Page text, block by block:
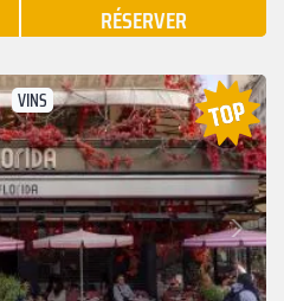
RÉSERVER
VINS
Suivant